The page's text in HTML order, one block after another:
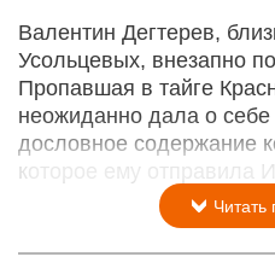
Валентин Дегтерев,
Усольцевых, внезапно
Пропавшая в тайге
неожиданно дала о
дословное содержание
которое ему отправила
Читать